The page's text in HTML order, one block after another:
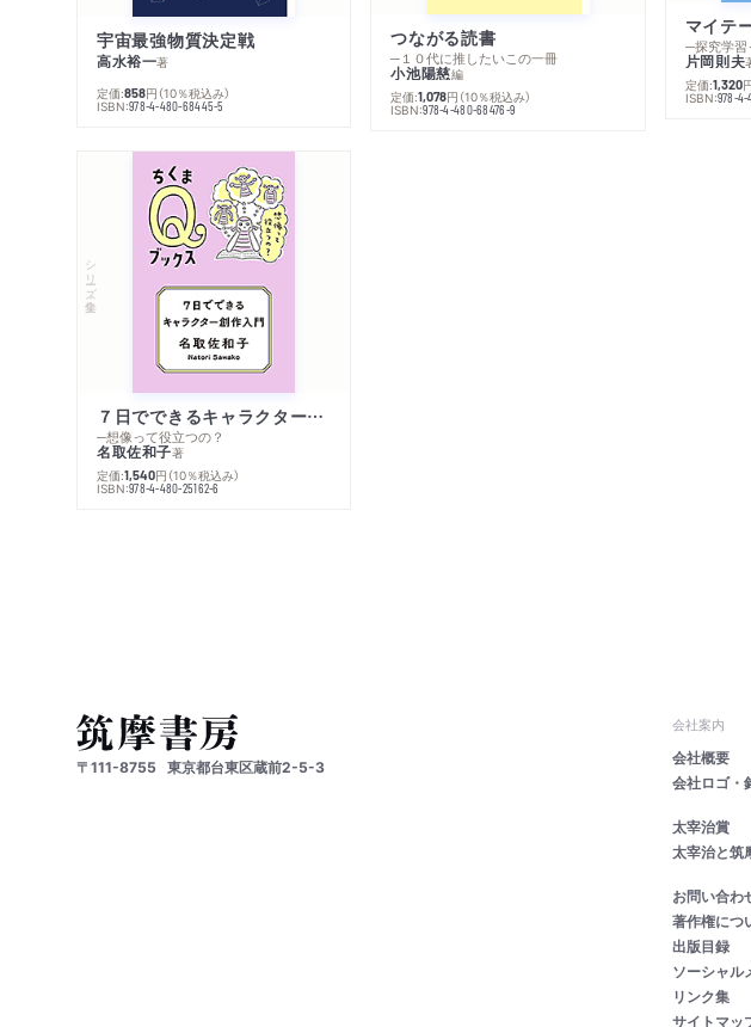
宇宙最強物質決定戦
高水裕一著
定価:858円 （10％税込み）
ISBN:978-4-480-68445-5
つながる読書
─１０代に推したいこの一冊
小池陽慈編
定価:1,078円 （10％税込み）
ISBN:978-4-480-68476-9
マイテ
─探究学習
片岡則夫
定価:1,320
ISBN:978-4-
シリーズ・全集
７日でできるキャラクター創作入門
─想像って役立つの？
名取佐和子著
定価:1,540円 （10％税込み）
ISBN:978-4-480-25162-6
〒111-8755 東京都台東区蔵前2-5-3
会社案内
会社概要
会社ロゴ・
太宰治賞
太宰治と筑
お問い合わ
著作権につ
出版目録
ソーシャル
リンク集
サイトマッ